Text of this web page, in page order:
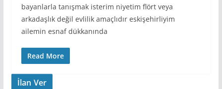
bayanlarla tanışmak isterim niyetim flört veya
arkadaşlık değil evlilik amaçlıdır eskişehirliyim
ailemin esnaf dükkanında
Read More
İlan Ver